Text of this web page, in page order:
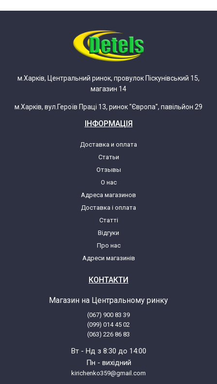
м.Харків, Центральний ринок, провулок Піскунівський 15,
магазин 14
м.Харків, вул.Героїв Праці 13, ринок "Європа", павільйон 29
ІНФОРМАЦІЯ
Доставка и оплата
Статьи
Отзывы
О нас
Адреса магазинов
Доставка і оплата
Статті
Відгуки
Про нас
Адреси магазинів
КОНТАКТИ
Магазин на Центральному ринку
(067) 900 83 39
(099) 014 45 02
(063) 226 86 83
Вт - Нд з 8:30 до 14:00
Пн - вихідний
kirichenko359@gmail.com